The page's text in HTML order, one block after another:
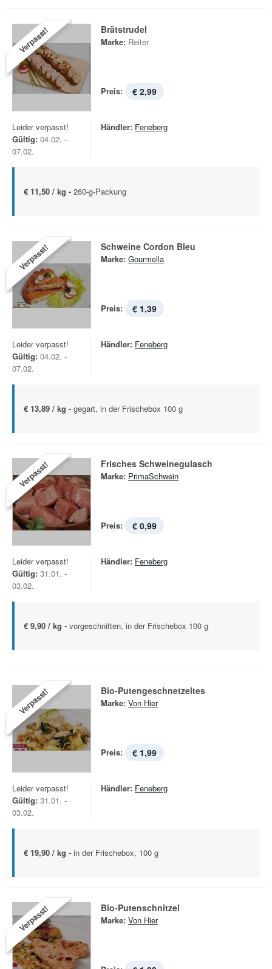
Verpasst! Brätstrudel
Marke: Reiter
Preis: € 2,99
Leider verpasst!
Gültig: 04.02. -
07.02.
Händler: Feneberg
€ 11,50 / kg - 260-g-Packung
Verpasst! Schweine Cordon Bleu
Marke: Gourmella
Preis: € 1,39
Leider verpasst!
Gültig: 04.02. -
07.02.
Händler: Feneberg
€ 13,89 / kg - gegart, in der Frischebox 100 g
Verpasst! Frisches Schweinegulasch
Marke: PrimaSchwein
Preis: € 0,99
Leider verpasst!
Gültig: 31.01. -
03.02.
Händler: Feneberg
€ 9,90 / kg - vorgeschnitten, in der Frischebox 100 g
Verpasst! Bio-Putengeschnetzeltes
Marke: Von Hier
Preis: € 1,99
Leider verpasst!
Gültig: 31.01. -
03.02.
Händler: Feneberg
€ 19,90 / kg - in der Frischebox, 100 g
Verpasst! Bio-Putenschnitzel
Marke: Von Hier